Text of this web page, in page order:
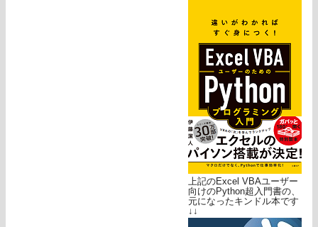
上記のExcel VBAユーザー
向けのPython超入門書の、
元になったキンドル本です
↓↓